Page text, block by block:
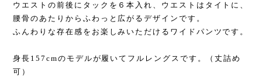
ウエストの前後にタックを６本入れ、ウエストはタイトに、
腰骨のあたりからふわっと広がるデザインです。
ふんわりな存在感をお楽しみいただけるワイドパンツです。
身長157cmのモデルが履いてフルレングスです。（丈詰め
可）